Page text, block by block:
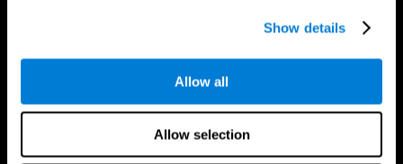
Show details
Allow all
Allow selection